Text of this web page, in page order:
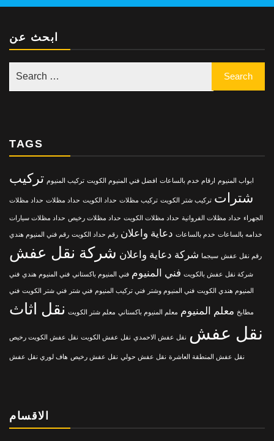
ابحث عن
TAGS
ابواب المنيوم ارقام خدم بالساعات افضل فني المنيوم الكويت تركيب المنيوم تركيب
شترات تركيب شتر الكويت تركيب مظلات حداد الكويت حداد مظلات حداد مظلات
الجهراء حداد مظلات الفروانية حداد مظلات الكويت حداد مظلات رخيص حداد مظلات سيارات
خدامه بالساعات خدم بالساعات دعاية واعلان رقم حداد الكويت رقم فني المنيوم هندي
رقم نقل عفش سيجما شركة دعاية واعلان شركة نقل عفش
شركة نقل عفش بالكويت فني المنيوم فني المنيوم باكستاني فني المنيوم هندي فني
المنيوم هندي الكويت فني المنيوم وشتر فني تركيب المنيوم فني شتر فني شتر الكويت فني
مطابخ معلم المنيوم معلم المنيوم باكستاني معلم شتر الكويت نقل اثاث
نقل عفش نقل عفش الاحمدي نقل عفش الكويت نقل عفش الكويت رخيص
نقل عفش المنطقة العاشرة نقل عفش حولي نقل عفش رخيص هاف لوري نقل عفش
الاقسام